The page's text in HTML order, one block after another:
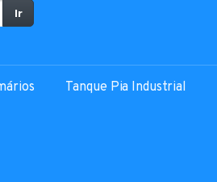
Ir
Tanque Pia Industrial